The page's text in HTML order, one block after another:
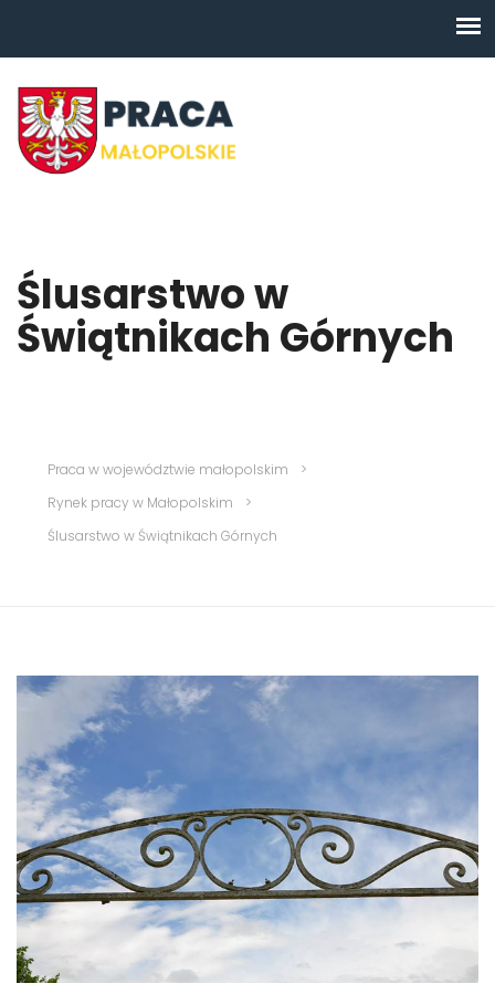
Ślusarstwo w
Świątnikach Górnych
Praca w województwie małopolskim
>
Rynek pracy w Małopolskim
>
Ślusarstwo w Świątnikach Górnych